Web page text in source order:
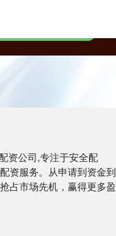
资公司,专注于安全配
资服务。从申请到资金到
占市场先机，赢得更多盈